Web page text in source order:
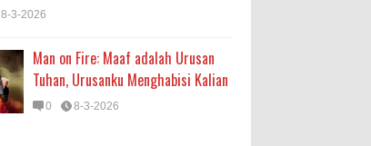
8-3-2026
Man on Fire: Maaf adalah Urusan
Tuhan, Urusanku Menghabisi Kalian
0 8-3-2026